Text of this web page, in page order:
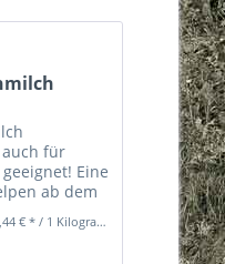
für
Eine
ab dem
der Laktose
bei
€ * / 1 Kilogramm)